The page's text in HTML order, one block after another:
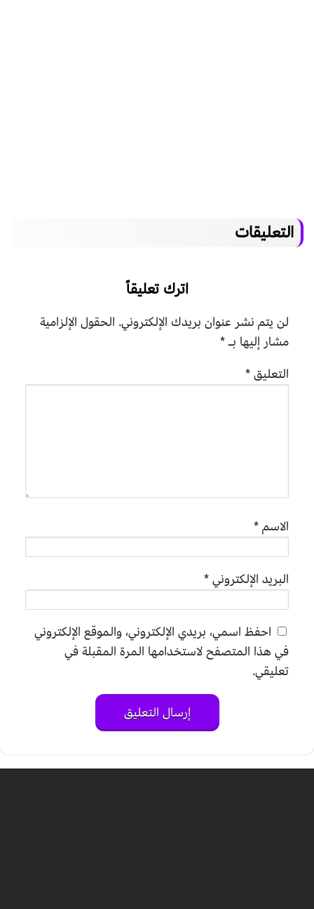
التعليقات
اترك تعليقاً
لن يتم نشر عنوان بريدك الإلكتروني. الحقول الإلزامية
مشار إليها بـ*
التعليق*
الاسم*
البريد الإلكتروني*
احفظ اسمي، بريدي الإلكتروني، والموقع الإلكتروني
في هذا المتصفح لاستخدامها المرة المقبلة في
تعليقي.